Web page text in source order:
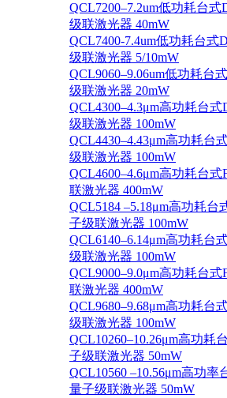
QCL7200–7.2um低功耗台
级联激光器 40mW
QCL7400-7.4um低功耗台式
级联激光器 5/10mW
QCL9060–9.06um低功耗台
级联激光器 20mW
QCL4300–4.3μm高功耗台
级联激光器 100mW
QCL4430–4.43μm高功耗台
级联激光器 100mW
QCL4600–4.6μm高功耗台
联激光器 400mW
QCL5184 –5.18μm高功耗台
子级联激光器 100mW
QCL6140–6.14μm高功耗台
级联激光器 100mW
QCL9000–9.0μm高功耗台
联激光器 400mW
QCL9680–9.68μm高功耗台
级联激光器 100mW
QCL10260–10.26μm高功耗
子级联激光器 50mW
QCL10560 –10.56μm高功
量子级联激光器 50mW